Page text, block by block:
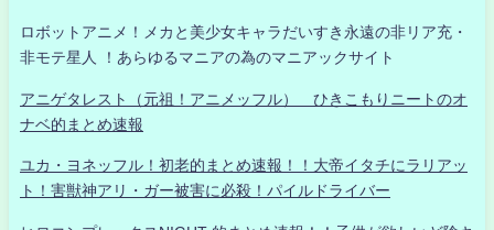
ロボットアニメ！メカと美少女キャラだいすき永遠の非リア充・
非モテ星人 ！あらゆるマニアの為のマニアックサイト
アニゲタレスト（元祖！アニメッフル） ひきこもりニートのオ
ナベ的まとめ速報
ユカ・ヨネッフル！初老的まとめ速報！！大帝イタチにラリアッ
ト！害獣神アリ・ガー被害に必殺！パイルドライバー